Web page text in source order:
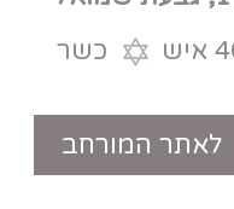
טלפון